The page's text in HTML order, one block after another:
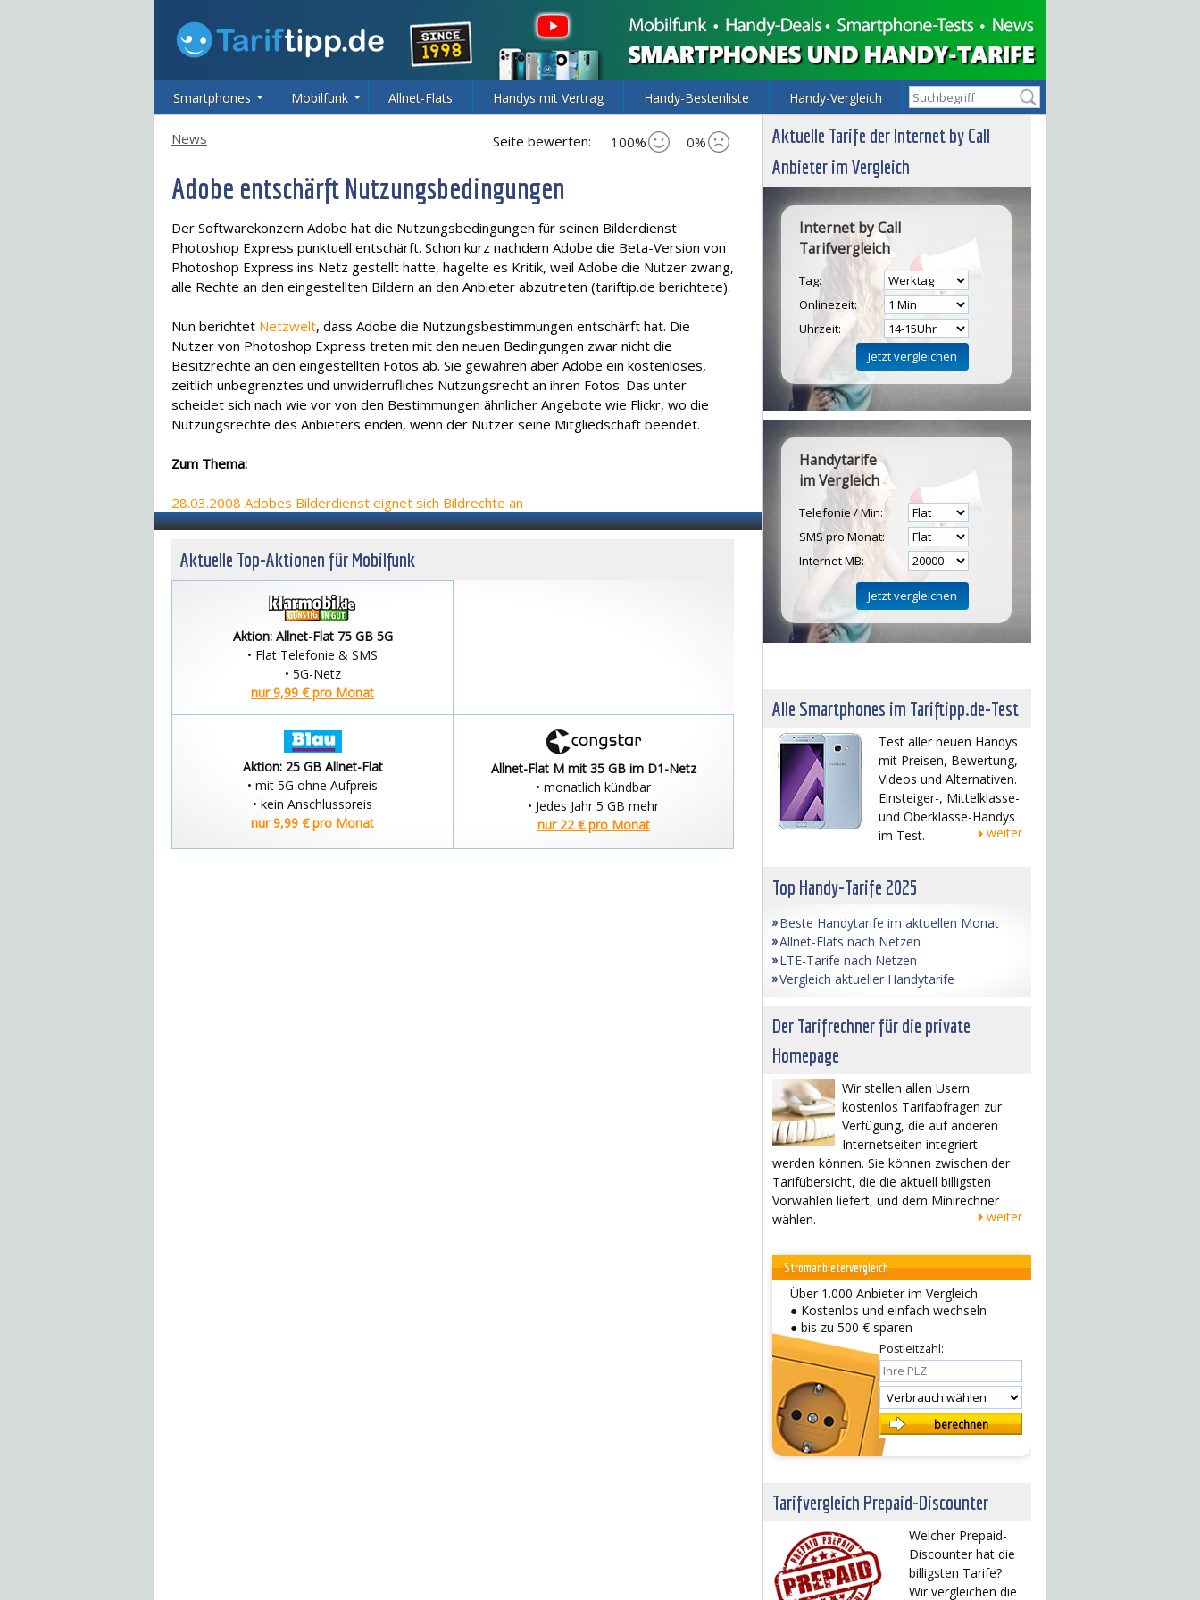
Smartphones Mobilfunk Allnet-Flats Handys mit Vertrag Handy-Bestenliste Handy-Vergleich
Seite bewerten: 100% 0%
News
Adobe entschärft Nutzungsbedingungen
Der Softwarekonzern Adobe hat die Nutzungsbedingungen für seinen Bilderdienst
Photoshop Express punktuell entschärft. Schon kurz nachdem Adobe die Beta-Version von
Photoshop Express ins Netz gestellt hatte, hagelte es Kritik, weil Adobe die Nutzer zwang,
alle Rechte an den eingestellten Bildern an den Anbieter abzutreten (tariftip.de berichtete).
Nun berichtet Netzwelt, dass Adobe die Nutzungsbestimmungen entschärft hat. Die
Nutzer von Photoshop Express treten mit den neuen Bedingungen zwar nicht die
Besitzrechte an den eingestellten Fotos ab. Sie gewähren aber Adobe ein kostenloses,
zeitlich unbegrenztes und unwiderrufliches Nutzungsrecht an ihren Fotos. Das unter
scheidet sich nach wie vor von den Bestimmungen ähnlicher Angebote wie Flickr, wo die
Nutzungsrechte des Anbieters enden, wenn der Nutzer seine Mitgliedschaft beendet.
Zum Thema:
28.03.2008 Adobes Bilderdienst eignet sich Bildrechte an
Aktuelle Top-Aktionen für Mobilfunk
Aktion: Allnet-Flat 75 GB 5G
• Flat Telefonie & SMS
• 5G-Netz
nur 9,99 € pro Monat
Aktion: 25 GB Allnet-Flat
• mit 5G ohne Aufpreis
• kein Anschlusspreis
nur 9,99 € pro Monat
Allnet-Flat M mit 35 GB im D1-Netz
• monatlich kündbar
• Jedes Jahr 5 GB mehr
nur 22 € pro Monat
Aktuelle Tarife der Internet by Call
Anbieter im Vergleich
Internet by Call
Tarifvergleich
Tag:
Onlinezeit:
Uhrzeit:
Handytarife
im Vergleich
Telefonie / Min:
SMS pro Monat:
Internet MB:
Alle Smartphones im Tariftipp.de-Test
Test aller neuen Handys
mit Preisen, Bewertung,
Videos und Alternativen.
Einsteiger-, Mittelklasse-
und Oberklasse-Handys
im Test.
weiter
Top Handy-Tarife 2025
Beste Handytarife im aktuellen Monat
Allnet-Flats nach Netzen
LTE-Tarife nach Netzen
Vergleich aktueller Handytarife
Der Tarifrechner für die private
Homepage
Wir stellen allen Usern
kostenlos Tarifabfragen zur
Verfügung, die auf anderen
Internetseiten integriert
werden können. Sie können zwischen der
Tarifübersicht, die die aktuell billigsten
Vorwahlen liefert, und dem Minirechner
wählen.
weiter
Stromanbietervergleich
Über 1.000 Anbieter im Vergleich
● Kostenlos und einfach wechseln
● bis zu 500 € sparen
Postleitzahl:
Tarifvergleich Prepaid-Discounter
Welcher Prepaid-
Discounter hat die
billigsten Tarife?
Wir vergleichen die